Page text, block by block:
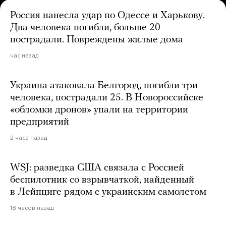
Россия нанесла удар по Одессе и Харькову.
Два человека погибли, больше 20
пострадали. Повреждены жилые дома
час назад
Украина атаковала Белгород, погибли три
человека, пострадали 25. В Новороссийске
«обломки дронов» упали на территории
предприятий
2 часа назад
WSJ: разведка США связала с Россией
беспилотник со взрывчаткой, найденный
в Лейпциге рядом с украинским самолетом
18 часов назад